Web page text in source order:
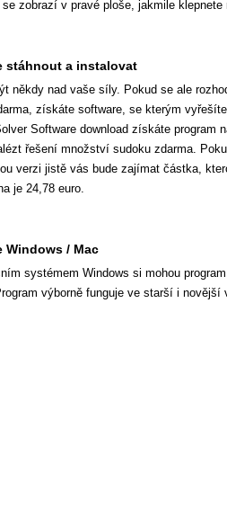
zobrazí v pravé ploše, jakmile
stáhnout a instalovat
někdy nad vaše síly. Pokud se ale
získáte software, se kterým
Software download získáte program
řešení množství sudoku zdarma.
verzi jistě vás bude zajímat částka,
je 24,78 euro.
Windows / Mac
systémem Windows si mohou
výborně funguje ve starší i novější